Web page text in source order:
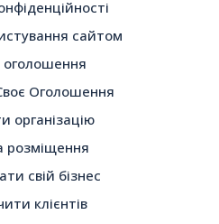
сайтом
Оголошення
організацію
розміщення
свій бізнес
клієнтів